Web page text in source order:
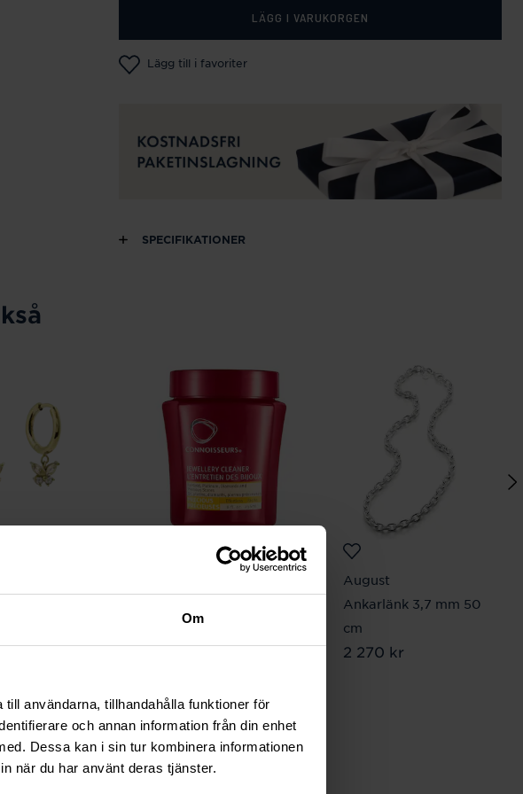
Om
användarna, tillhandahålla funktioner för
och annan information från din enhet
Dessa kan i sin tur kombinera informationen
när du har använt deras tjänster.
LÄGG I VARUKORGEN
Lägg till i favoriter
SPECIFIKATIONER
Cleaner Gold
Pris:199 kr
199 kr
August
Ankarlänk 3,7 mm 50
cm
Pris:2 270 kr
2 270 kr